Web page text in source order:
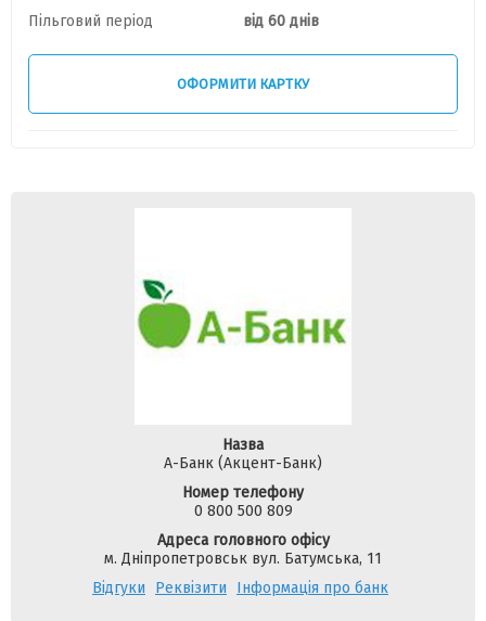
Пільговий період від 60 днів
ОФОРМИТИ КАРТКУ
Назва
А-Банк (Акцент-Банк)
Номер телефону
0 800 500 809
Адреса головного офісу
м. Дніпропетровськ вул. Батумська, 11
Відгуки
Реквізити Інформація про банк